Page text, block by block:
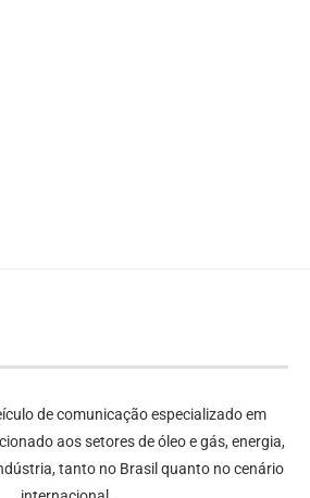
de comunicação especializado em
aos setores de óleo e gás, energia,
tanto no Brasil quanto no cenário